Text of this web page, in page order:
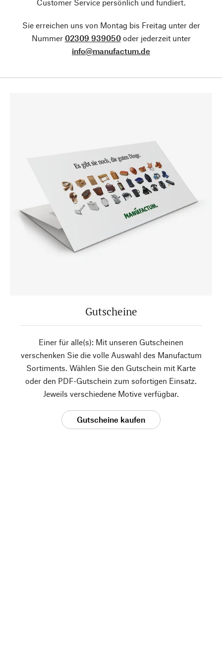
Customer Service persönlich und fundiert.
Sie erreichen uns von Montag bis Freitag unter der
Nummer 02309 939050oder jederzeit unter
info@manufactum.de
Gutscheine
Einer für alle(s): Mit unseren Gutscheinen
verschenken Sie die volle Auswahl des Manufactum
Sortiments. Wählen Sie den Gutschein mit Karte
oder den PDF-Gutschein zum sofortigen Einsatz.
Jeweils verschiedene Motive verfügbar.
Gutscheine kaufen